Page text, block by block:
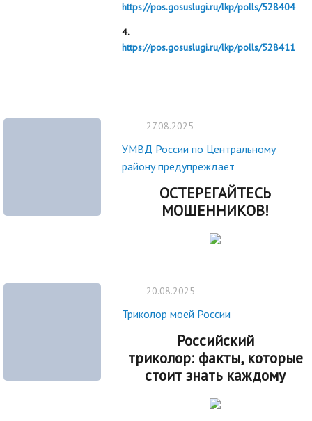
https://pos.gosuslugi.ru/lkp/polls/528404
4.
https://pos.gosuslugi.ru/lkp/polls/528411
27.08.2025
УМВД России по Центральному
району предупреждает
ОСТЕРЕГАЙТЕСЬ
МОШЕННИКОВ!
20.08.2025
Триколор моей России
Российский
триколор: факты, которые
стоит знать каждому